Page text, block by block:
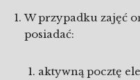
W przypadku zajęć
posiadać:
aktywną pocztę